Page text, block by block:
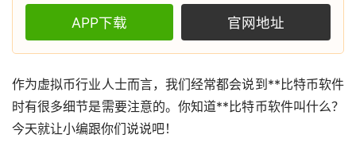
APP下载 官网地址
作为虚拟币行业人士而言，我们经常都会说到**比特币软件
时有很多细节是需要注意的。你知道**比特币软件叫什么？
今天就让小编跟你们说说吧！